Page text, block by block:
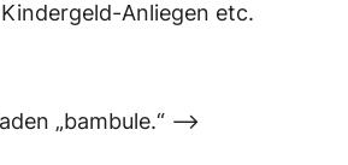
Anliegen etc.
„bambule.“ –>